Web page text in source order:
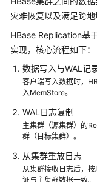
品
介
绍
计
费
说
明
快
速
灾难恢复以及满足跨地
HBase Replication基
实现，核心流程如下：
数据写入与WAL记
客户端写入数据时，
入MemStore。
WAL日志复制
主集群（源集群）的
群（目标集群）。
从集群重放日志
从集群接收日志后，
证与主集群数据一致。